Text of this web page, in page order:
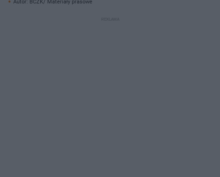
Autor: BCZK/ Materiały prasowe